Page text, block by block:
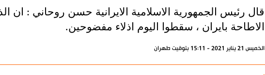
قال رئيس الجمهورية الاسلامية الايرانية حسن روحاني : ان
الاطاحة بايران ، سقطوا اليوم اذلاء مفضوحين.
الخميس 21 يناير 2021 - 15:11 بتوقيت طهران